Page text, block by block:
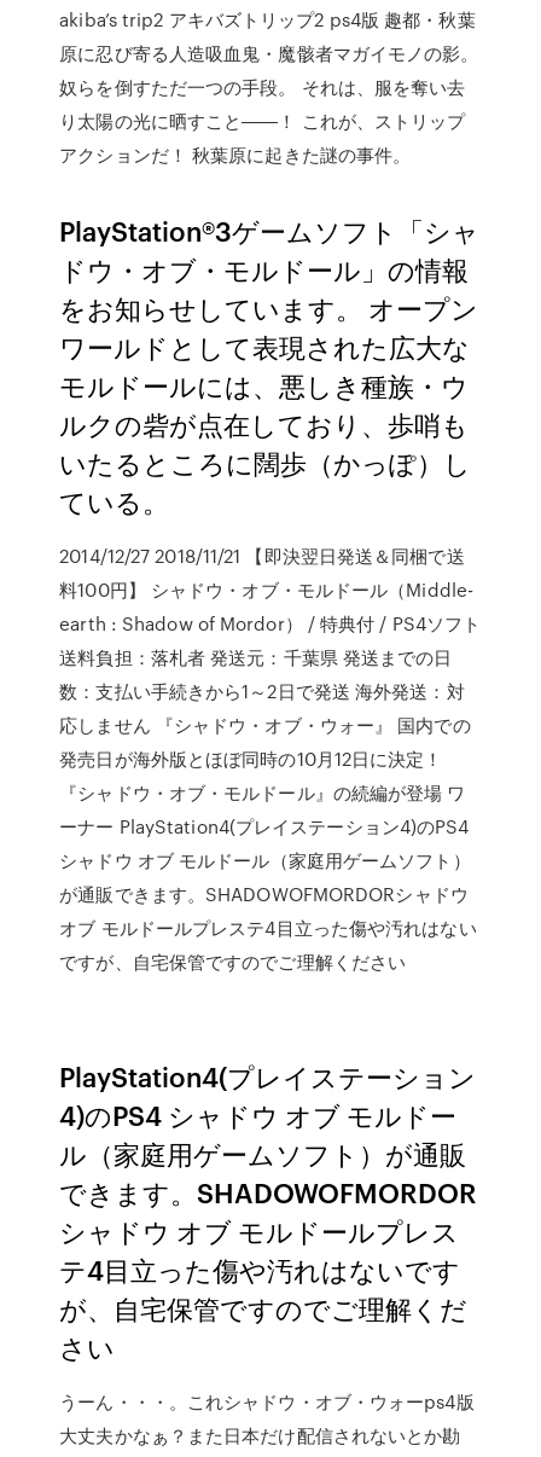
akiba’s trip2 アキバズトリップ2 ps4版 趣都・秋葉
原に忍び寄る人造吸血鬼・魔骸者マガイモノの影。
奴らを倒すただ一つの手段。 それは、服を奪い去
り太陽の光に晒すこと――！ これが、ストリップ
アクションだ！ 秋葉原に起きた謎の事件。
PlayStation®3ゲームソフト「シャ
ドウ・オブ・モルドール」の情報
をお知らせしています。 オープン
ワールドとして表現された広大な
モルドールには、悪しき種族・ウ
ルクの砦が点在しており、歩哨も
いたるところに闊歩（かっぽ）し
ている。
2014/12/27 2018/11/21 【即決翌日発送＆同梱で送
料100円】 シャドウ・オブ・モルドール（Middle-
earth : Shadow of Mordor） / 特典付 / PS4ソフト
送料負担：落札者 発送元：千葉県 発送までの日
数：支払い手続きから1～2日で発送 海外発送：対
応しません 『シャドウ・オブ・ウォー』 国内での
発売日が海外版とほぼ同時の10月12日に決定！
『シャドウ・オブ・モルドール』の続編が登場 ワ
ーナー PlayStation4(プレイステーション4)のPS4
シャドウ オブ モルドール（家庭用ゲームソフト）
が通販できます。SHADOWOFMORDORシャドウ
オブ モルドールプレステ4目立った傷や汚れはない
ですが、自宅保管ですのでご理解ください
PlayStation4(プレイステーション
4)のPS4 シャドウ オブ モルドー
ル（家庭用ゲームソフト）が通販
できます。SHADOWOFMORDOR
シャドウ オブ モルドールプレス
テ4目立った傷や汚れはないです
が、自宅保管ですのでご理解くだ
さい
うーん・・・。これシャドウ・オブ・ウォーps4版
大丈夫かなぁ？また日本だけ配信されないとか勘